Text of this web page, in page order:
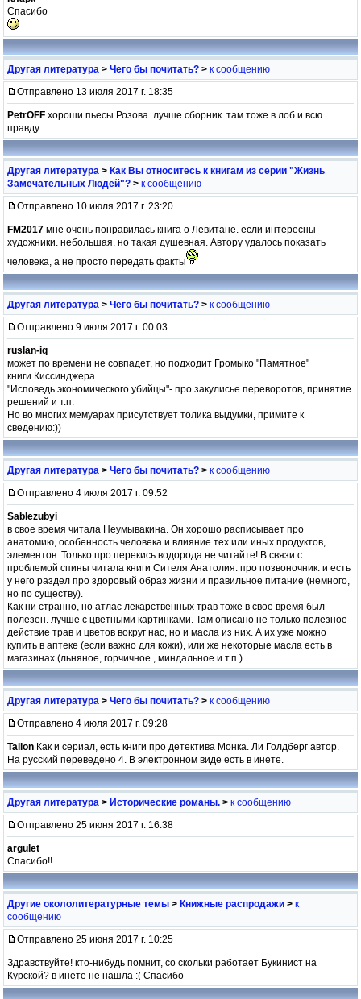
Спасибо
Другая литература > Чего бы почитать? > к сообщению
Отправлено 13 июля 2017 г. 18:35
PetrOFF хороши пьесы Розова. лучше сборник. там тоже в лоб и всю
правду.
Другая литература > Как Вы относитесь к книгам из серии "Жизнь
Замечательных Людей"? > к сообщению
Отправлено 10 июля 2017 г. 23:20
FM2017 мне очень понравилась книга о Левитане. если интересны
художники. небольшая. но такая душевная. Автору удалось показать
человека, а не просто передать факты
Другая литература > Чего бы почитать? > к сообщению
Отправлено 9 июля 2017 г. 00:03
ruslan-iq
может по времени не совпадет, но подходит Громыко "Памятное"
книги Киссинджера
"Исповедь экономического убийцы"- про закулисье переворотов, принятие
решений и т.п.
Но во многих мемуарах присутствует толика выдумки, примите к
сведению:))
Другая литература > Чего бы почитать? > к сообщению
Отправлено 4 июля 2017 г. 09:52
Sablezubyi
в свое время читала Неумывакина. Он хорошо расписывает про
анатомию, особенность человека и влияние тех или иных продуктов,
элементов. Только про перекись водорода не читайте! В связи с
проблемой спины читала книги Сителя Анатолия. про позвоночник. и есть
у него раздел про здоровый образ жизни и правильное питание (немного,
но по существу).
Как ни странно, но атлас лекарственных трав тоже в свое время был
полезен. лучше с цветными картинками. Там описано не только полезное
действие трав и цветов вокруг нас, но и масла из них. А их уже можно
купить в аптеке (если важно для кожи), или же некоторые масла есть в
магазинах (льняное, горчичное , миндальное и т.п.)
Другая литература > Чего бы почитать? > к сообщению
Отправлено 4 июля 2017 г. 09:28
Talion Как и сериал, есть книги про детектива Монка. Ли Голдберг автор.
На русский переведено 4. В электронном виде есть в инете.
Другая литература > Исторические романы. > к сообщению
Отправлено 25 июня 2017 г. 16:38
argulet
Спасибо!!
Другие окололитературные темы > Книжные распродажи > к
сообщению
Отправлено 25 июня 2017 г. 10:25
Здравствуйте! кто-нибудь помнит, со скольки работает Букинист на
Курской? в инете не нашла :( Спасибо